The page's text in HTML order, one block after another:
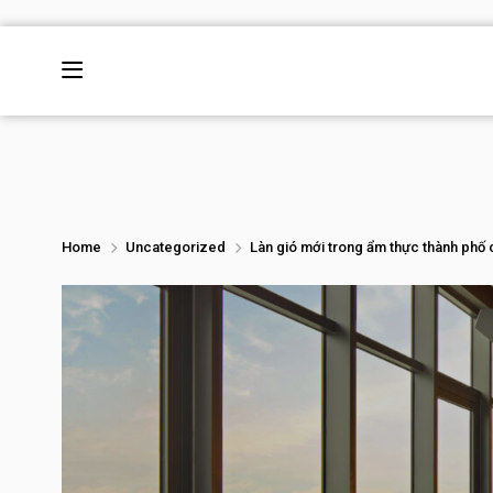
Home Uncategorized Làn gió mới trong ẩm thực thành phố